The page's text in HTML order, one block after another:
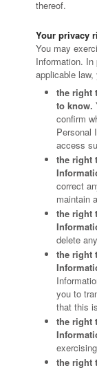
thereof.
Your privacy
You may
Information.
applicable law,
the right
to know.
confirm
Personal
access
the right
correct
maintain
the right
delete
the right
you to
that this
the right
the right